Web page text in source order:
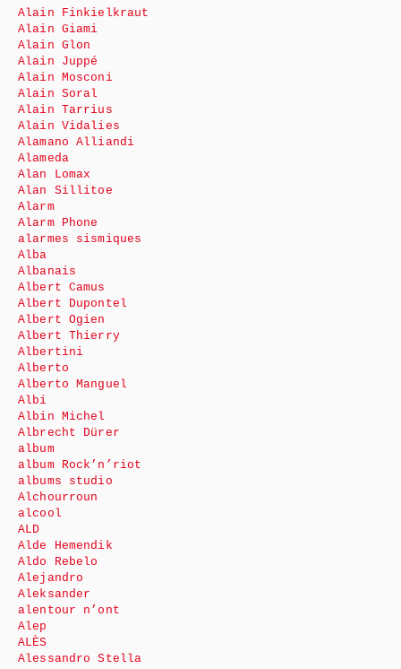
Alain Finkielkraut
Alain Giami
Alain Glon
Alain Juppé
Alain Mosconi
Alain Soral
Alain Tarrius
Alain Vidalies
Alamano Alliandi
Alameda
Alan Lomax
Alan Sillitoe
Alarm
Alarm Phone
alarmes sismiques
Alba
Albanais
Albert Camus
Albert Dupontel
Albert Ogien
Albert Thierry
Albertini
Alberto
Alberto Manguel
Albi
Albin Michel
Albrecht Dürer
album
album Rock’n’riot
albums studio
Alchourroun
alcool
ALD
Alde Hemendik
Aldo Rebelo
Alejandro
Aleksander
alentour n’ont
Alep
ALÈS
Alessandro Stella